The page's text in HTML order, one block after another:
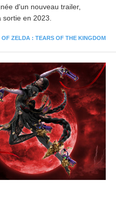
d'un nouveau trailer,
en 2023.
OF ZELDA : TEARS OF THE KINGDOM